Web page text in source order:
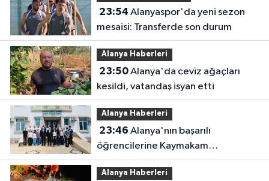
23:54
mesaisi: Transferde son durum
Alanya Haberleri
23:50Alanya'da ceviz ağaçları
kesildi, vatandaş isyan etti
Alanya Haberleri
23:46
öğrencilerine Kaymakam
Öztürk'ten tebrik
Alanya Haberleri